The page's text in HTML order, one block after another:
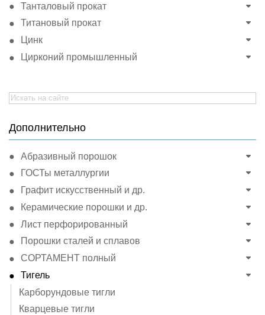
Танталовый прокат
Титановый прокат
Цинк
Цирконий промышленный
Search
for:
Дополнительно
Абразивный порошок
ГОСТы металлургии
Графит искусственный и др.
Керамические порошки и др.
Лист перфорированный
Порошки сталей и сплавов
СОРТАМЕНТ полный
Тигель
Карборундовые тигли
Кварцевые тигли